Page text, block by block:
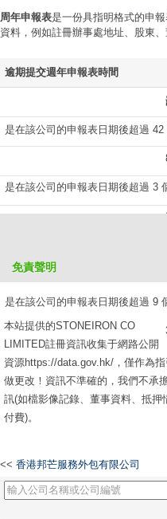
周年申報表是一份具指明格式的申
資料，例如註冊辦事處地址、股東、
逾期提交週年申報表時間
是在該公司的申報表日期後超過 42
是在該公司的申報表日期後超過 3
是在該公司的申報表日期後超過 9
免責聲明
本站提供的STONEIRON CO
LIMITED註冊資訊收集于網路公開
資源https://data.gov.hk/，僅作為
做更改！資訊不準確的，我們不承
訊(如檔影像記錄、董事資料、抵
付費)。
<< 香港邦芒服務外包有限公司